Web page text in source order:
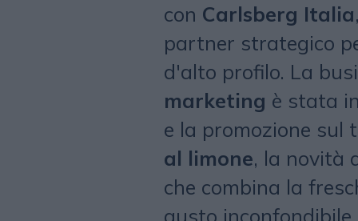
con Carlsberg Italia
partner strategico
d'alto profilo. La
marketing è stata
e la promozione sul
al limone, la novità
che combina la
gusto inconfondibile